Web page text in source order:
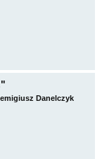
Danelczyk